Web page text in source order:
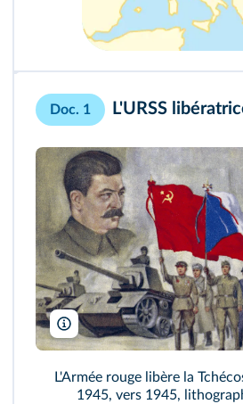
Doc. 1 L'URSS
Look and Learn/Elgar Collection/
L'Armée rouge libère la
1945, vers 1945,